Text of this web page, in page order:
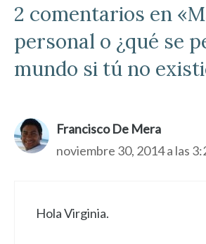
2 comentarios en
personal o ¿qué se
mundo si tú no
Francisco De Mera
noviembre 30, 2014 a las
Hola Virginia.